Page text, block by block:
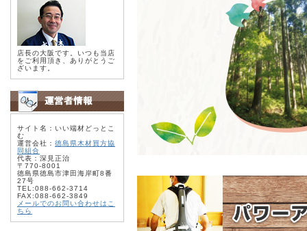
店長の大阪です。いつも当店
をご利用頂き、ありがとうご
ざいます。
サイト名：いい端材どっとこ
む
運営会社： 徳島県木材買方協
同組合
代表：深見正治
〒770-8001
徳島県徳島市津田海岸町8番
27号
TEL:088-662-3714
FAX:088-662-3849
メールでのお問い合わせはこ
ちら